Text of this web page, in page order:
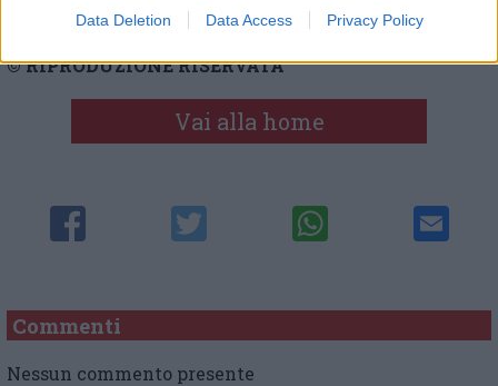
Data Deletion Data Access Privacy Policy
© RIPRODUZIONE RISERVATA
Vai alla home
Commenti
Nessun commento presente